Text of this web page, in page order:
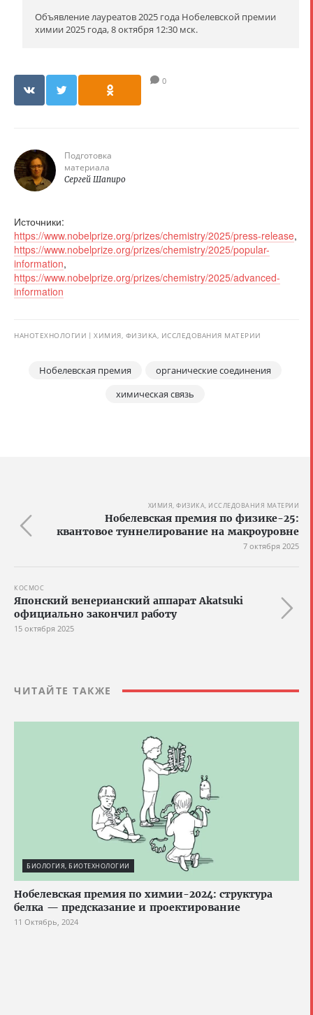
Объявление лауреатов 2025 года Нобелевской премии
химии 2025 года, 8 октября 12:30 мск.
0
Подготовка
материала
Сергей Шапиро
Источники:
https://www.nobelprize.org/prizes/chemistry/2025/press-release,
https://www.nobelprize.org/prizes/chemistry/2025/popular-
information,
https://www.nobelprize.org/prizes/chemistry/2025/advanced-
information
НАНОТЕХНОЛОГИИ ХИМИЯ, ФИЗИКА, ИССЛЕДОВАНИЯ МАТЕРИИ
Нобелевская премия
органические соединения
химическая связь
ХИМИЯ, ФИЗИКА, ИССЛЕДОВАНИЯ МАТЕРИИ
Нобелевская премия по физике-25:
квантовое туннелирование на макроуровне
7 октября 2025
КОСМОС
Японский венерианский аппарат Akatsuki
официально закончил работу
15 октября 2025
ЧИТАЙТЕ ТАКЖЕ
БИОЛОГИЯ, БИОТЕХНОЛОГИИ
Нобелевская премия по химии-2024: структура
белка — предсказание и проектирование
11 Октябрь, 2024